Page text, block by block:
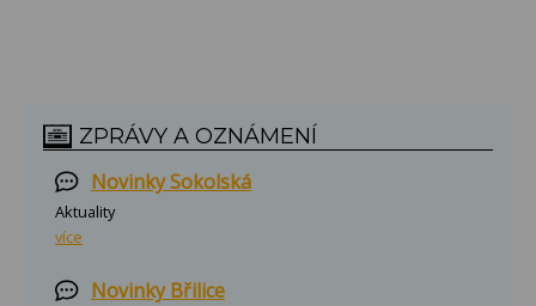
ZPRÁVY A OZNÁMENÍ
Novinky Sokolská
Aktuality
více
Novinky Břilice